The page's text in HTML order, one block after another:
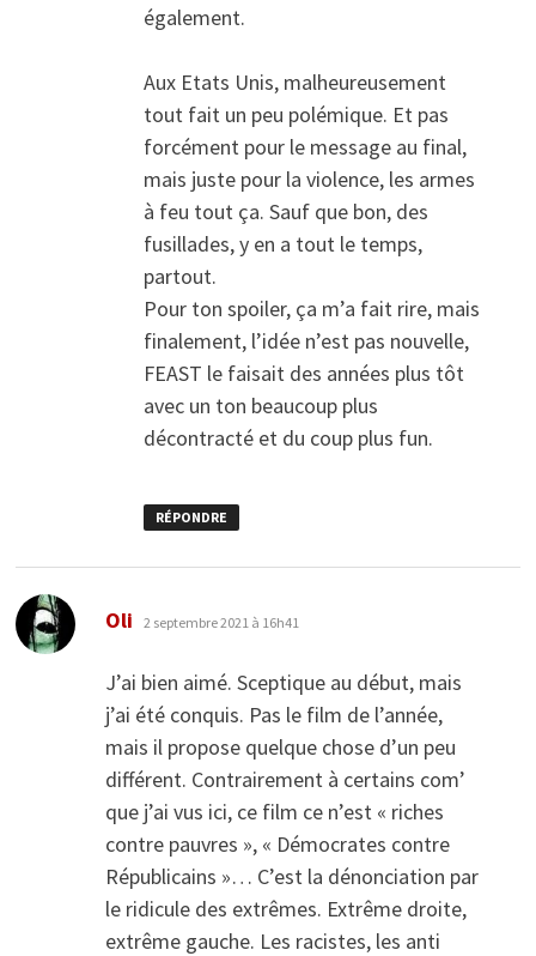
également.
Aux Etats Unis, malheureusement
tout fait un peu polémique. Et pas
forcément pour le message au final,
mais juste pour la violence, les armes
à feu tout ça. Sauf que bon, des
fusillades, y en a tout le temps,
partout.
Pour ton spoiler, ça m’a fait rire, mais
finalement, l’idée n’est pas nouvelle,
FEAST le faisait des années plus tôt
avec un ton beaucoup plus
décontracté et du coup plus fun.
RÉPONDRE
Oli dit :
2 septembre 2021 à 16h41
J’ai bien aimé. Sceptique au début, mais
j’ai été conquis. Pas le film de l’année,
mais il propose quelque chose d’un peu
différent. Contrairement à certains com’
que j’ai vus ici, ce film ce n’est « riches
contre pauvres », « Démocrates contre
Républicains »… C’est la dénonciation par
le ridicule des extrêmes. Extrême droite,
extrême gauche. Les racistes, les anti